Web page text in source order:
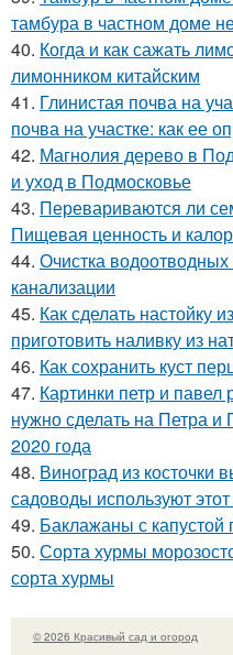
тамбура в частном доме
40. Когда и как сажать
лимонником китайским
41. Глинистая почва на
почва на участке: как ее
42. Магнолия дерево в
и уход в Подмосковье
43. Перевариваются ли
Пищевая ценность и
44. Очистка
канализации
45. Как сделать настойку
приготовить наливку из
46. Как сохранить куст
47. Картинки петр и павел
нужно сделать на Петра
2020 года
48. Виноград из косточки
садоводы используют
49. Баклажаны с капустой
50. Сорта хурмы
сорта хурмы
© 2026 Красивый сад и огород